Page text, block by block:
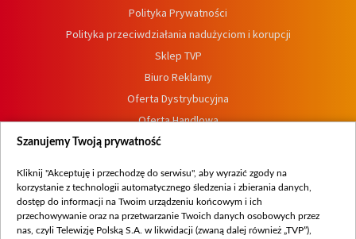
Polityka Prywatności
Polityka przeciwdziałania nadużyciom i korupcji
Sklep TVP
Biuro Reklamy
Oferta Dystrybucyjna
Oferta Handlowa
Dostępność
Procedura zgłoszeń wewnętrznych
Szanujemy Twoją prywatność
Kliknij "Akceptuję i przechodzę do serwisu", aby wyrazić zgody na
korzystanie z technologii automatycznego śledzenia i zbierania danych,
dostęp do informacji na Twoim urządzeniu końcowym i ich
przechowywanie oraz na przetwarzanie Twoich danych osobowych przez
nas, czyli Telewizję Polską S.A. w likwidacji (zwaną dalej również „TVP”),